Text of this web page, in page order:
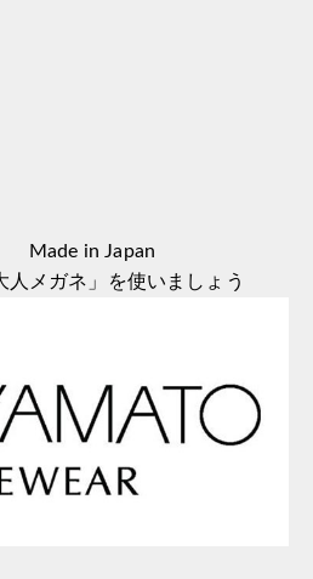
Made in Japan
メガネ」を使いましょう